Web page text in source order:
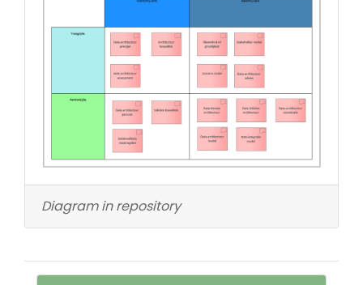
Diagram in repository